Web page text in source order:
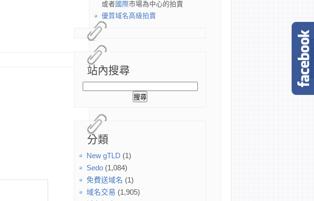
或者 國際市場為中心的拍賣
優質域名高級拍賣
站內搜尋
分類
New gTLD (1)
Sedo (1,084)
免費送域名 (1)
域名交易 (1,905)